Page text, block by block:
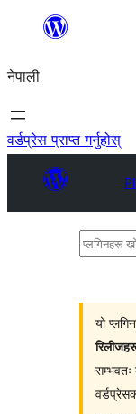
सामग्रीमा
नेपाली
वर्डप्रेस प्राप्त गर्नुहोस्
प्लगिनहरू
यो
सम्भवतः